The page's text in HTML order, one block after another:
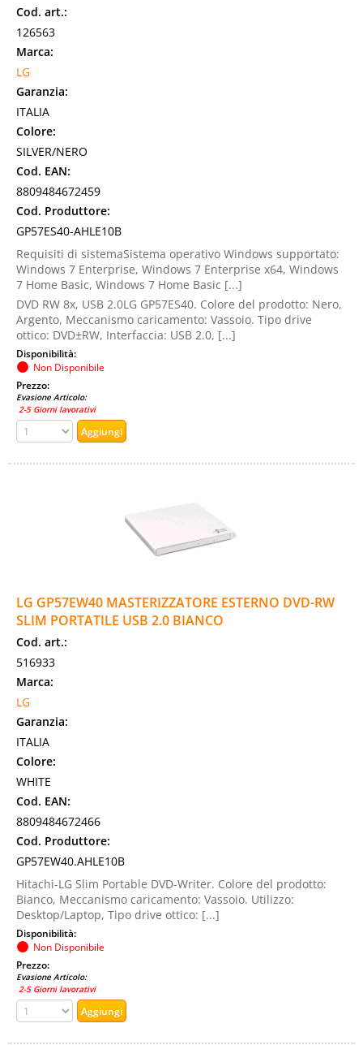
Cod. art.:
126563
Marca:
LG
Garanzia:
ITALIA
Colore:
SILVER/NERO
Cod. EAN:
8809484672459
Cod. Produttore:
GP57ES40-AHLE10B
Requisiti di sistemaSistema operativo Windows supportato:
Windows 7 Enterprise, Windows 7 Enterprise x64, Windows
7 Home Basic, Windows 7 Home Basic [...]
DVD RW 8x, USB 2.0LG GP57ES40. Colore del prodotto: Nero,
Argento, Meccanismo caricamento: Vassoio. Tipo drive
ottico: DVD±RW, Interfaccia: USB 2.0, [...]
Disponibilità:
Non Disponibile
Prezzo:
Evasione Articolo:
2-5 Giorni lavorativi
LG GP57EW40 MASTERIZZATORE ESTERNO DVD-RW
SLIM PORTATILE USB 2.0 BIANCO
Cod. art.:
516933
Marca:
LG
Garanzia:
ITALIA
Colore:
WHITE
Cod. EAN:
8809484672466
Cod. Produttore:
GP57EW40.AHLE10B
Hitachi-LG Slim Portable DVD-Writer. Colore del prodotto:
Bianco, Meccanismo caricamento: Vassoio. Utilizzo:
Desktop/Laptop, Tipo drive ottico: [...]
Disponibilità:
Non Disponibile
Prezzo:
Evasione Articolo:
2-5 Giorni lavorativi